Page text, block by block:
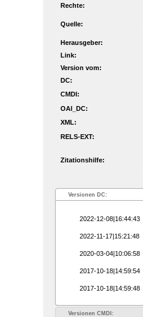
Rechte:
Quelle:
Herausgeber:
Link:
Version vom:
DC:
CMDI:
OAI_DC:
XML:
RELS-EXT:
Zitationshilfe:
Versionen DC:
2022-12-08|16:44:43
2022-11-17|15:21:48
2020-03-04|10:06:58
2017-10-18|14:59:54
2017-10-18|14:59:48
Versionen CMDI: